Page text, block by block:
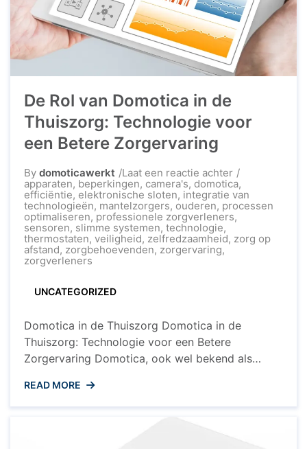
De Rol van Domotica in de
Thuiszorg: Technologie voor
een Betere Zorgervaring
By domoticawerkt Laat een reactie achterop
De
Rol
van
Domotica
de
Thuiszorg:
apparaten, beperkingen, camera's, domotica,
efficiëntie, elektronische sloten, integratie van
technologieën, mantelzorgers, ouderen, processen
optimaliseren, professionele zorgverleners,
sensoren, slimme systemen, technologie,
thermostaten, veiligheid, zelfredzaamheid, zorg op
afstand, zorgbehoevenden, zorgervaring,
zorgverleners
UNCATEGORIZED
Domotica in de Thuiszorg Domotica in de
Thuiszorg: Technologie voor een Betere
Zorgervaring Domotica, ook wel bekend als
in de thuiszorgsector. Deze technologische
toepassingen bieden tal van voordelen voor
het integreren van slimme systemen en apparaten
READ MORE